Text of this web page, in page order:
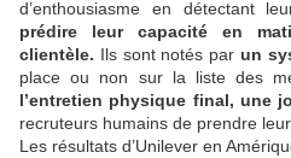
d’enthousiasme en détectant
prédire leur capacité en
clientèle. Ils sont notés par un
place ou non sur la liste des
l’entretien physique final, une
recruteurs humains de prendre leur
Les résultats d’Unileveren